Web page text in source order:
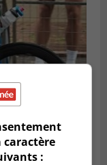
: le
caractère
: